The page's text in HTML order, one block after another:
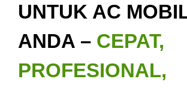
UNTUK AC
ANDA – CEPAT,
PROFESIONAL,